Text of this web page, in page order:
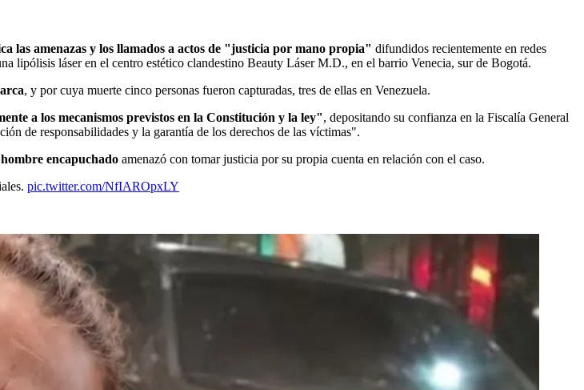
las amenazas y los llamados a actos de "justicia por mano propia" difundidos recientemente en redes
lipólisis láser en el centro estético clandestino Beauty Láser M.D., en el barrio Venecia, sur de Bogotá.
, y por cuya muerte cinco personas fueron capturadas, tres de ellas en Venezuela.
a los mecanismos previstos en la Constitución y la ley", depositando su confianza en la Fiscalía General
de responsabilidades y la garantía de los derechos de las víctimas".
encapuchado amenazó con tomar justicia por su propia cuenta en relación con el caso.
pic.twitter.com/NfIAROpxLY